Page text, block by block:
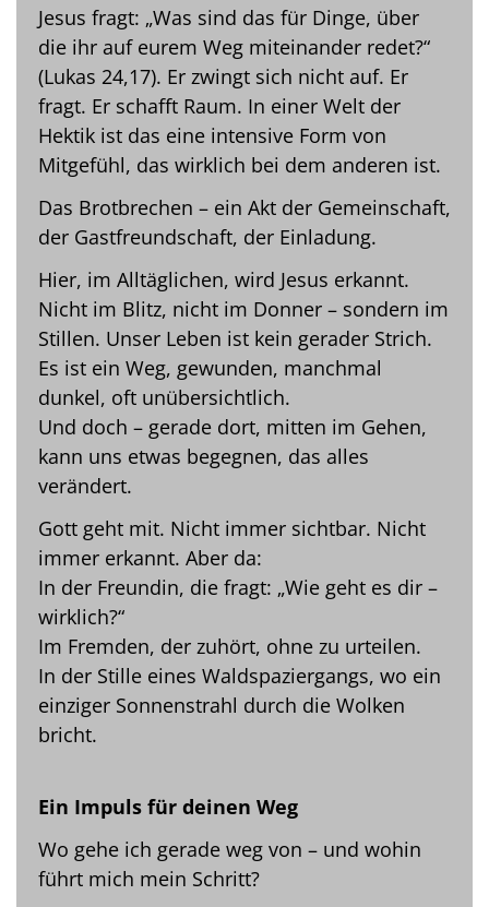
Jesus fragt: „Was sind das für Dinge, über
die ihr auf eurem Weg miteinander redet?“
(Lukas 24,17). Er zwingt sich nicht auf. Er
fragt. Er schafft Raum. In einer Welt der
Hektik ist das eine intensive Form von
Mitgefühl, das wirklich bei dem anderen ist.
Das Brotbrechen – ein Akt der Gemeinschaft,
der Gastfreundschaft, der Einladung.
Hier, im Alltäglichen, wird Jesus erkannt.
Nicht im Blitz, nicht im Donner – sondern im
Stillen. Unser Leben ist kein gerader Strich.
Es ist ein Weg, gewunden, manchmal
dunkel, oft unübersichtlich.
Und doch – gerade dort, mitten im Gehen,
kann uns etwas begegnen, das alles
verändert.
Gott geht mit. Nicht immer sichtbar. Nicht
immer erkannt. Aber da:
In der Freundin, die fragt: „Wie geht es dir –
wirklich?“
Im Fremden, der zuhört, ohne zu urteilen.
In der Stille eines Waldspaziergangs, wo ein
einziger Sonnenstrahl durch die Wolken
bricht.
Ein Impuls für deinen Weg
Wo gehe ich gerade weg von – und wohin
führt mich mein Schritt?